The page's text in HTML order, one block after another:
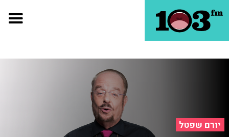
יורם שפטל